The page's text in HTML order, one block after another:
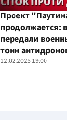
Проект "Паутина"
продолжается:
передали
тонн
12.02.2025 19:00